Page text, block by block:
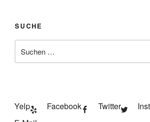
SUCHE
nach:
Yelp Facebook Twitter